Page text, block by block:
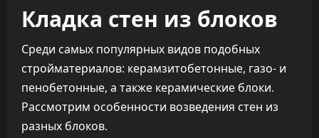
Кладка стен из блоков
Среди самых популярных видов подобных
стройматериалов: керамзитобетонные, газо- и
пенобетонные, а также керамические блоки.
Рассмотрим особенности возведения стен из
разных блоков.